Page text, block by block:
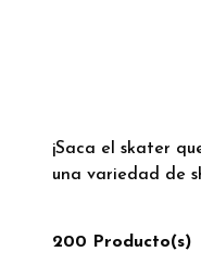
¡Saca el skater
una variedad de
200 Producto(s)